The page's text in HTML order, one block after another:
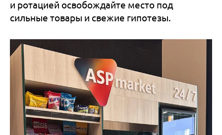
и ротацией освобождайте место под
сильные товары и свежие гипотезы.